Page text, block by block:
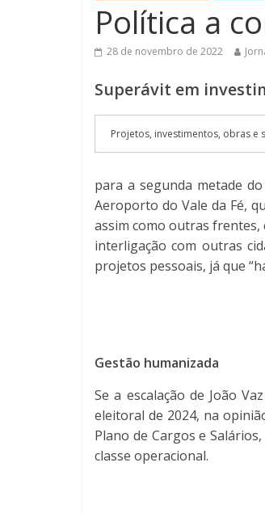
Política a
28 de novembro de 2022
Superávit em
Projetos, investimentos, obras e
para a segunda metade
Aeroporto do Vale da Fé,
assim como outras frentes,
interligação com outras
projetos pessoais, já que
Gestão humanizada
Se a escalação de João
eleitoral de 2024, na
Plano de Cargos e
classe operacional.